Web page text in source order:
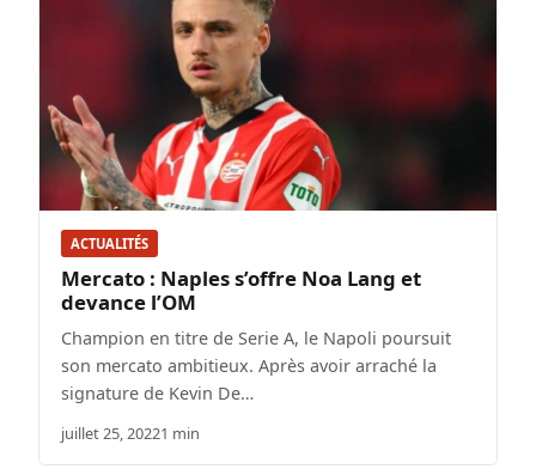
ACTUALITÉS
Mercato : Naples s’offre Noa Lang et
devance l’OM
Champion en titre de Serie A, le Napoli poursuit
son mercato ambitieux. Après avoir arraché la
signature de Kevin De…
juillet 25, 20221 min